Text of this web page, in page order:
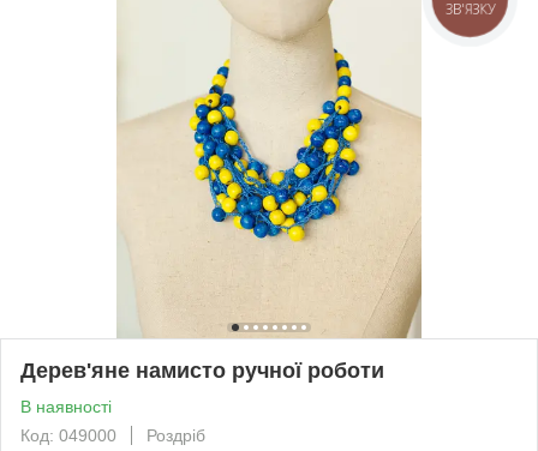
Дерев'яне намисто ручної роботи
В наявності
Код: 049000
Роздріб
ЗВ'ЯЗКУ